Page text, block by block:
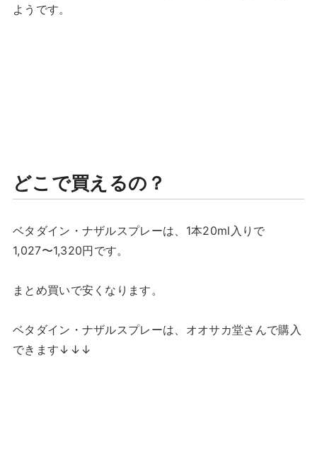
ようです。
どこで買えるの？
ベタダイン・ナザルスプレーは、1本20ml入りで
1,027〜1,320円です。
まとめ買いで安くなります。
ベタダイン・ナザルスプレーは、オオサカ堂さんで購入
できます↓↓↓